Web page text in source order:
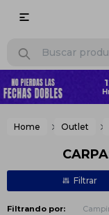

Home Outlet
Filtrando por: